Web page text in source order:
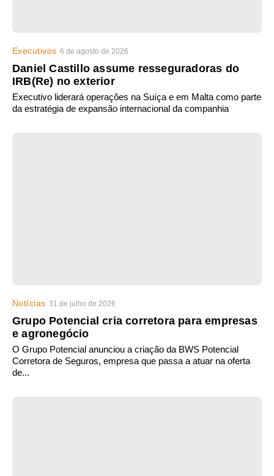
Executivos 6 de agosto de 2026
Daniel Castillo assume resseguradoras do
IRB(Re) no exterior
Executivo liderará operações na Suíça e em Malta como parte
da estratégia de expansão internacional da companhia
Notícias 31 de julho de 2026
Grupo Potencial cria corretora para empresas
e agronegócio
O Grupo Potencial anunciou a criação da BWS Potencial
Corretora de Seguros, empresa que passa a atuar na oferta
de...